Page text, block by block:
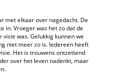
met elkaar over nagedacht. De
in. Vroeger was het zo dat de
visie was. Gelukkig kunnen we
niet meer zo is. Iedereen heeft
Het is trouwens ontzettend
over het leven nadenkt, maar